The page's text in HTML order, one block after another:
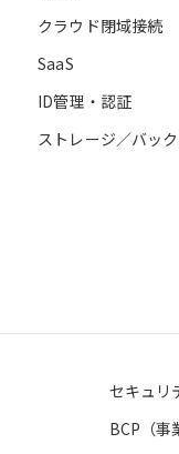
クラウド閉域接続
SaaS
ID管理・認証
ストレージ／バッ
セキュリ
BCP（事